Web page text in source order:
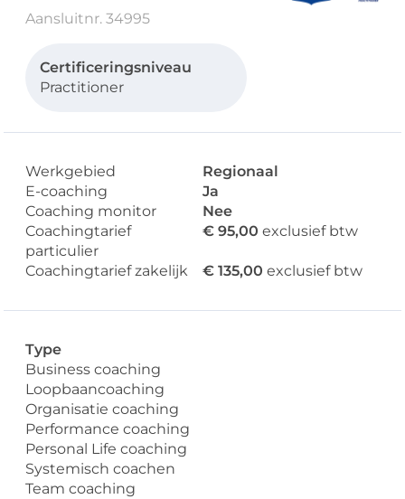
Aansluitnr. 34995
Certificeringsniveau
Practitioner
Werkgebied
Regionaal
E-coaching
Ja
Coaching monitor
Nee
Coachingtarief
particulier
€ 95,00 exclusief btw
Coachingtarief zakelijk € 135,00 exclusief btw
Type
Business coaching
Loopbaancoaching
Organisatie coaching
Performance coaching
Personal Life coaching
Systemisch coachen
Team coaching